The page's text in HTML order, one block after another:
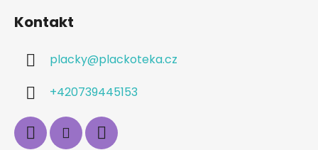
Kontakt
placky@plackoteka.cz
+420739445153